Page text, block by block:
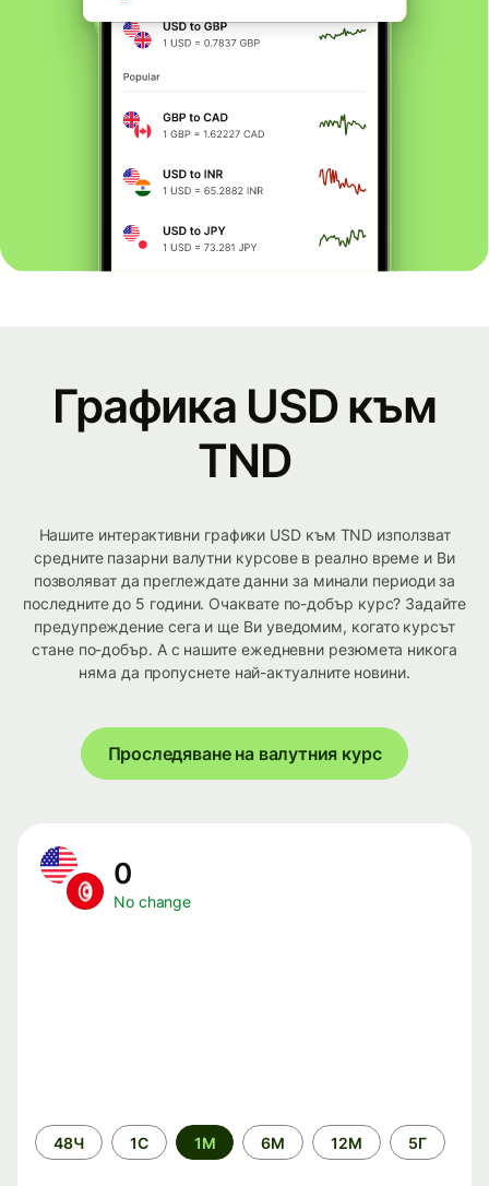
Графика USD към
TND
Нашите интерактивни графики USD към TND използват
средните пазарни валутни курсове в реално време и Ви
позволяват да преглеждате данни за минали периоди за
последните до 5 години. Очаквате по-добър курс? Задайте
предупреждение сега и ще Ви уведомим, когато курсът
стане по-добър. А с нашите ежедневни резюмета никога
няма да пропуснете най-актуалните новини.
Проследяване на валутния курс
0
No change
Time
period
48Ч 1С 1М 6М 12М 5Г